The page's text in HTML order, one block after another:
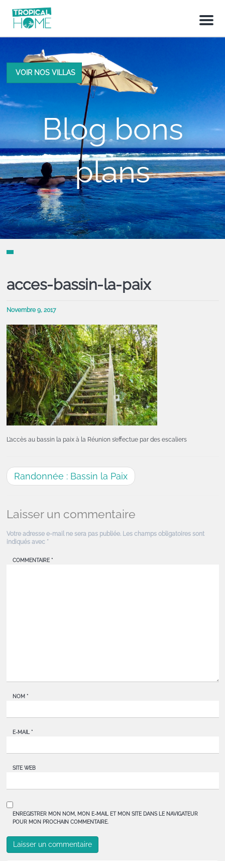
M
n
VOIR NOS VILLAS
Blog bons
plans
acces-bassin-la-paix
Novembre 9, 2017
L’accès au bassin la paix à la Réunion s’effectue par des escaliers
Randonnée : Bassin la Paix
Laisser un commentaire
Votre adresse e-mail ne sera pas publiée. Les champs obligatoires sont
indiqués avec *
COMMENTAIRE *
NOM *
E-MAIL *
SITE WEB
ENREGISTRER MON NOM, MON E-MAIL ET MON SITE DANS LE NAVIGATEUR
POUR MON PROCHAIN COMMENTAIRE.